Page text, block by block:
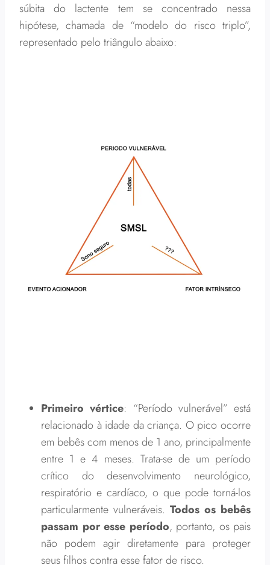
súbita do lactente tem se concentrado nessa
hipótese, chamada de “modelo do risco triplo”,
representado pelo triângulo abaixo:
Primeiro vértice: “Período vulnerável” está
relacionado à idade da criança. O pico ocorre
em bebês com menos de 1 ano, principalmente
entre 1 e 4 meses. Trata-se de um período
crítico do desenvolvimento neurológico,
respiratório e cardíaco, o que pode torná-los
particularmente vulneráveis. Todos os bebês
passam por esse período, portanto, os pais
não podem agir diretamente para proteger
seus filhos contra esse fator de risco.